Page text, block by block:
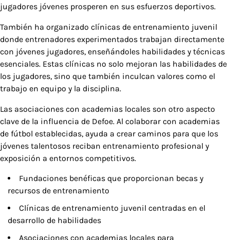
jugadores jóvenes prosperen en sus esfuerzos deportivos.
También ha organizado clínicas de entrenamiento juvenil
donde entrenadores experimentados trabajan directamente
con jóvenes jugadores, enseñándoles habilidades y técnicas
esenciales. Estas clínicas no solo mejoran las habilidades de
los jugadores, sino que también inculcan valores como el
trabajo en equipo y la disciplina.
Las asociaciones con academias locales son otro aspecto
clave de la influencia de Defoe. Al colaborar con academias
de fútbol establecidas, ayuda a crear caminos para que los
jóvenes talentosos reciban entrenamiento profesional y
exposición a entornos competitivos.
Fundaciones benéficas que proporcionan becas y
recursos de entrenamiento
Clínicas de entrenamiento juvenil centradas en el
desarrollo de habilidades
Asociaciones con academias locales para